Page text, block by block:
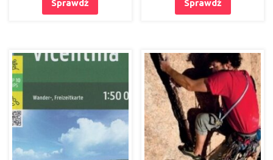
Sprawdź Sprawdź